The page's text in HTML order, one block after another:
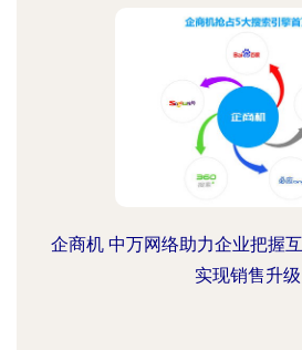
企商机 中万网络助力企业把握
实现销售升级